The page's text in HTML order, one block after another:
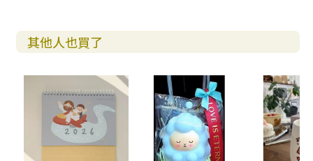
其他人也買了